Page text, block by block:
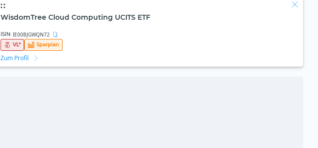
WisdomTree Cloud Computing UCITS ETF
ISIN: IE00BJGWQN72
VL* Sparplan
Zum Profil